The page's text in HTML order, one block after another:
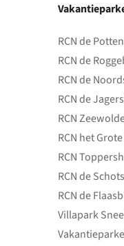
RCN de Potten
RCN de
RCN de
RCN de
RCN
RCN het
RCN
RCN de
RCN de
Villapark